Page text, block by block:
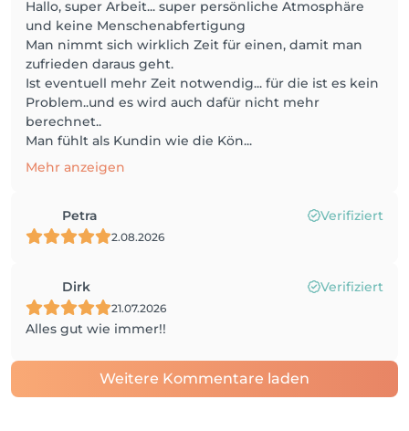
Hallo, super Arbeit... super persönliche Atmosphäre
und keine Menschenabfertigung
Man nimmt sich wirklich Zeit für einen, damit man
zufrieden daraus geht.
Ist eventuell mehr Zeit notwendig... für die ist es kein
Problem..und es wird auch dafür nicht mehr
berechnet..
Man fühlt als Kundin wie die Kön...
Mehr anzeigen
Petra Verifiziert
2.08.2026
Dirk Verifiziert
21.07.2026
Alles gut wie immer!!
Weitere Kommentare laden